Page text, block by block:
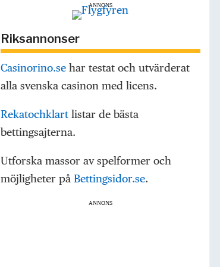
ANNONS
Riksannonser
Casinorino.sehar testat och utvärderat
alla svenska casinon med licens.
Rekatochklartlistar de bästa
bettingsajterna.
Utforska massor av spelformer och
möjligheter på Bettingsidor.se.
ANNONS